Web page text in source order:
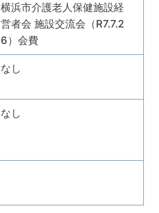
横浜市介護老人保健施設経
営者会 施設交流会（R7.7.2
6）会費
なし
なし